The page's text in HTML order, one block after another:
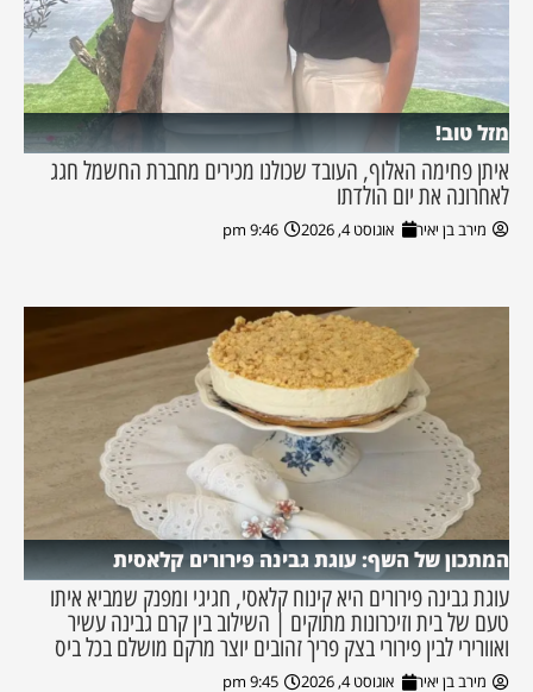
מזל טוב!
איתן פחימה האלוף, העובד שכולנו מכירים מחברת החשמל חגג
לאחרונה את יום הולדתו
מירב בן יאיר אוגוסט 4, 2026 9:46 pm
המתכון של השף: עוגת גבינה פירורים קלאסית
עוגת גבינה פירורים היא קינוח קלאסי, חגיגי ומפנק שמביא איתו
טעם של בית וזיכרונות מתוקים | השילוב בין קרם גבינה עשיר
ואוורירי לבין פירורי בצק פריך זהובים יוצר מרקם מושלם בכל ביס
מירב בן יאיר אוגוסט 4, 2026 9:45 pm